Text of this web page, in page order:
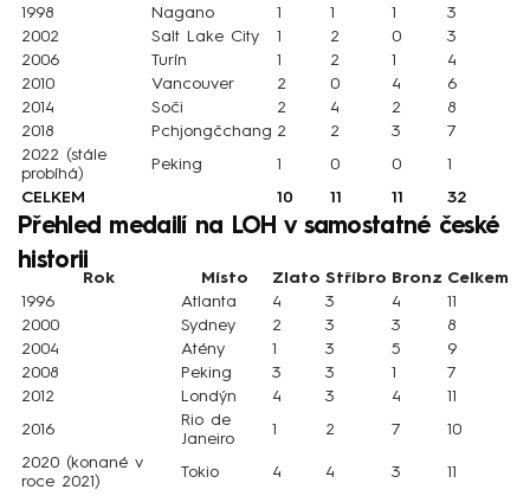
1998
Nagano 1 1 1
3
2002
Salt Lake City 1 2 0
3
2006
Turín 1 2 1
4
2010
Vancouver 2 0 4
6
2014
Soči 2 4 2
8
2018
Pchjongčchang 2 2 3
7
2022 (stále
probíhá)
Peking 1 0 0
1
CELKEM
10 11 11 32
Přehled medailí na LOH v samostatné české
historii
Rok Místo Zlato Stříbro Bronz Celkem
1996
Atlanta 4 3 4
11
2000
Sydney 2 3 3
8
2004
Atény 1 3 5
9
2008
Peking 3 3 1
7
2012
Londýn 4 3 4
11
2016
Rio de
Janeiro
1 2 7
10
2020 (konané v
roce 2021)
Tokio 4 4 3
11